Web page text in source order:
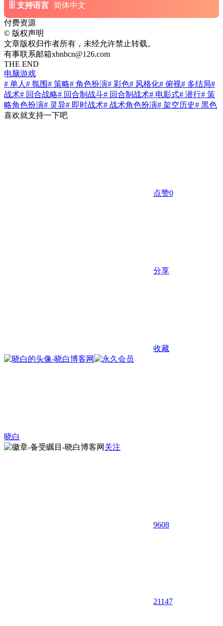
支持语言 简体中文
付费资源
© 版权声明
文章版权归作者所有，未经允许禁止转载。
有事联系邮箱xbnbcn@126.com
THE END
电脑游戏
# 单人# 氛围 # 策略# 角色扮演# 彩色# 风格化# 俯视# 多结局#
战术# 回合战略# 回合制战斗# 回合制战术# 电影式# 潜行# 策
略角色扮演# 灵异# 即时战术# 战术角色扮演# 架空历史# 黑色
喜欢就支持一下吧
点赞0
分享
收藏
晓白
关注
9608
21147